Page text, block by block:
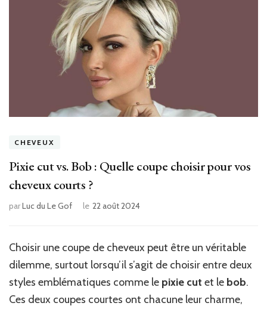
CHEVEUX
Pixie cut vs. Bob : Quelle coupe choisir pour vos
cheveux courts ?
parLuc du Le Gof le 22 août 2024
Choisir une coupe de cheveux peut être un véritable
dilemme, surtout lorsqu’il s’agit de choisir entre deux
styles emblématiques comme le pixie cut et le bob.
Ces deux coupes courtes ont chacune leur charme,